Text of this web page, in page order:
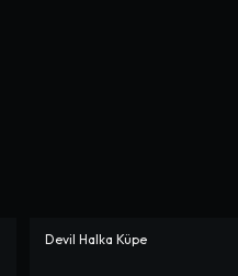
Devil Halka Küpe